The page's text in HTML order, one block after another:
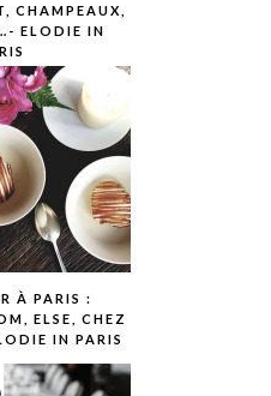
CHAMPEAUX,
ELODIE IN
À PARIS :
ELSE, CHEZ
IN PARIS